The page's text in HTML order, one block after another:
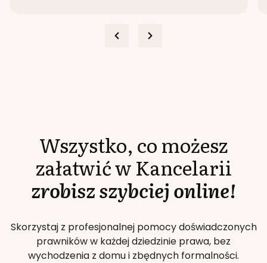
Wszystko, co możesz
załatwić w Kancelarii
zrobisz szybciej online!
Skorzystaj z profesjonalnej pomocy doświadczonych
prawników w każdej dziedzinie prawa, bez
wychodzenia z domu i zbędnych formalności.